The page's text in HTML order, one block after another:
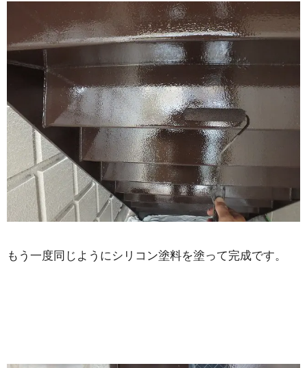
もう一度同じようにシリコン塗料を塗って完成です。